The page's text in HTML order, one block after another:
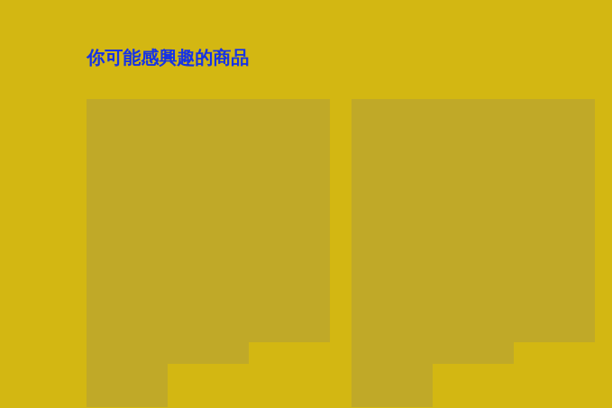
你可能感興趣的商品